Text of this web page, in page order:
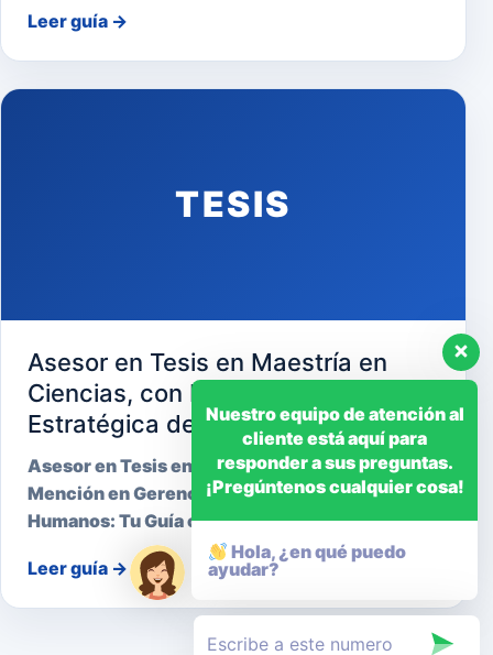
Leer guía →
TESIS
Asesor en Tesis en Maestría en
Ciencias, con Mención en Gerencia
Estratégica de Recursos Humanos
Asesor en Tesis en Maestría en Ciencias, con
Mención en Gerencia Estratégica de Recursos
Humanos: Tu Guía cara…
Leer guía →
Nuestro equipo de atención al
cliente está aquí para
responder a sus preguntas.
¡Pregúntenos cualquier cosa!
Hola, ¿en qué puedo
ayudar?